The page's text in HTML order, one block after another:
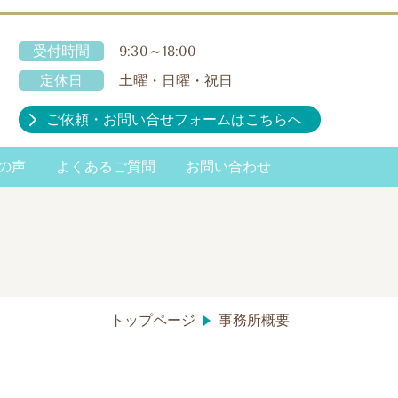
受付時間
9:30～18:00
定休日
土曜・日曜・祝日
ご依頼・お問い合せフォームはこちらへ
声 よくあるご質問 お問い合わせ
トップページ 事務所概要